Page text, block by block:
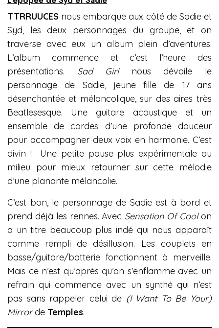
TTRRUUCES nous embarque aux côté de Sadie et
Syd, les deux personnages du groupe, et on
traverse avec eux un album plein d’aventures.
L’album commence et c’est l’heure des
présentations. Sad Girlnous dévoile le
personnage de Sadie, jeune fille de 17 ans
désenchantée et mélancolique, sur des aires très
Beatlesesque. Une guitare acoustique et un
ensemble de cordes d’une profonde douceur
pour accompagner deux voix en harmonie. C’est
divin ! Une petite pause plus expérimentale au
milieu pour mieux retourner sur cette mélodie
d’une planante mélancolie.
C’est bon, le personnage de Sadie est à bord et
prend déjà les rennes. Avec Sensation Of Cool on
a un titre beaucoup plus indé qui nous apparaît
comme rempli de désillusion. Les couplets en
basse/guitare/batterie fonctionnent à merveille.
Mais ce n’est qu’après qu’on s’enflamme avec un
refrain qui commence avec un synthé qui n’est
pas sans rappeler celui de (I Want To Be Your)
Mirrorde Temples.